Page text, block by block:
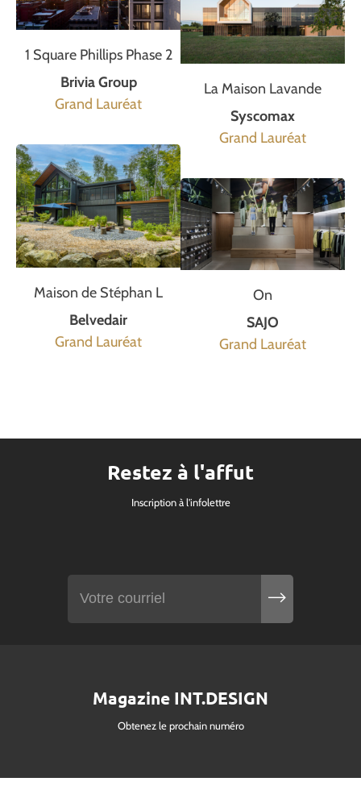
1 Square Phillips Phase 2
Brivia Group
Grand Lauréat
Maison de Stéphan L
Belvedair
Grand Lauréat
La Maison Lavande
Syscomax
Grand Lauréat
On
SAJO
Grand Lauréat
Restez à l'affut
Inscription à l'infolettre
Magazine INT.DESIGN
Obtenez le prochain numéro